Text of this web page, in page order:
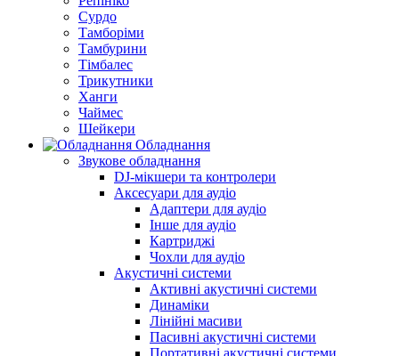
Сурдо
Тамборіми
Тамбурини
Тімбалес
Трикутники
Ханги
Чаймес
Шейкери
Обладнання
Звукове обладнання
DJ-мікшери та контролери
Аксесуари для аудіо
Адаптери для аудіо
Інше для аудіо
Картриджі
Чохли для аудіо
Акустичні системи
Активні акустичні системи
Динаміки
Лінійні масиви
Пасивні акустичні системи
Портативні акустичні системи